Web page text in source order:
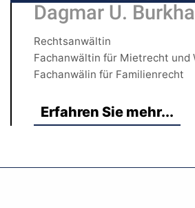
Dagmar U.
Rechtsanwältin
Fachanwältin für Mietrecht und
Fachanwälin für Familienrecht
Erfahren Sie mehr...